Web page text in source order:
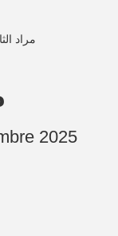
مراد
2025